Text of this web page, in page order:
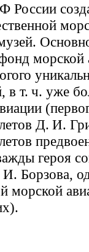
России
морской
в т. ч. уже
Д. И.
героя
Борзова,
морской